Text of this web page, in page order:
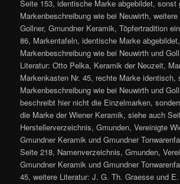
Seite 153, identische Marke abgebildet, sonst
Markenbeschreibung wie bei Neuwirth,
Gollner, Gmundner Keramik, Töpfertradition
86, Markentafeln, identische Marke
Markenbeschreibung wie bei Neuwirth und
Literatur: Otto Pelka, Keramik der Neuzeit,
Markenkasten Nr. 45, rechte Marke identisch,
Markenbeschreibung wie bei Neuwirth und
beschreibt hier nicht die Einzelmarken,
die Marke der Wiener Keramik, siehe auch
Herstellerverzeichnis, Gmunden, Vereinigte
Gmundner Keramik und Gmundner
Seite 218, Namenverzeichnis, Gmunden,
Gmundner Keramik und Gmundner
45, weitere Literatur: J. G. Th. Graesse und